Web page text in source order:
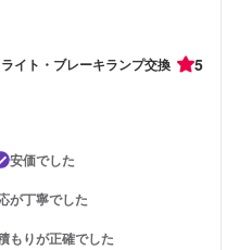
イト・ブレーキランプ交換 5
安価でした
が丁寧でした
もりが正確でした